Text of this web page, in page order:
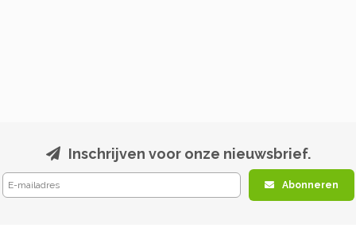
Inschrijven voor onze nieuwsbrief.
Abonneren